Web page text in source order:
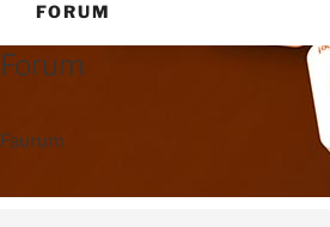
FORUM
Forum
Faurum